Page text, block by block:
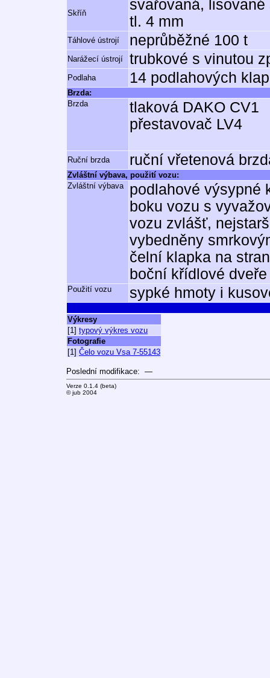
Skříň
svařovaná,
tl. 4 mm
Táhlové ústrojí neprůběžné 100 t
Narážecí ústrojí trubkové s vinutou
Podlaha 14 podlahových
Brzda:
Brzda
tlaková DAKO CV1
přestavovač LV4
Ruční brzda ruční vřetenová
Zvláštní výbava, použití vozu:
Zvláštní výbava
podlahové výsypné
boku vozu s
vozu zvlášť,
vybedněny
čelní klapka na
boční křídlové
Použití vozu sypké hmoty i
Výkresy
[1] typový výkres vozu
Fotografie
[1] Čelo vozu Vsa 7-55143
Poslední modifikace: —
Verze 0.1.4 (beta)
© jub 2004